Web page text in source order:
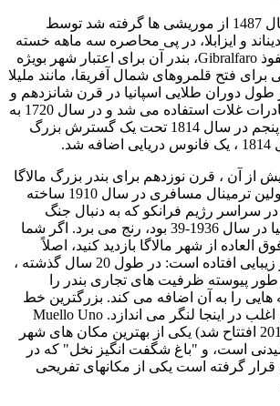
بعد از آن مالاگا در سال 1487 از موریشی ها گرفته شد توسط
و ایزابلا، در پی محاصره سه ماهه خسته
کننده قلعه غیرقابل نفوذ Gibralfaro، بندر آن برای اعتبار شهر بویژه
برای فتح قلمروهای شمال آفریقا، مانند ملیلا
طول دوران طلایی اسپانیا در قرن شانزدهم و
هفدهم از آن برای صادرات غلات استفاده می شد و در سال 1720 به
دستور پادشاه فیلیپ پنجم در سال 1814 تحت یک گسترش بزرگ
از آن ، قرن نوزدهم برای بندر بزرگ مالاگا
بی حادثه بود. گرچه اولین ترمینال مسافری در سال 1910 ساخته
سراسر رژیم فرانکو که به دنبال جنگ
داخلی وحشیانه اسپانیا در سال 1936-39 بود، رنج می برد. اگر شما
العاده از شهر مالاگا بازدید کنید، اصلاً
حدس نمی زنید که از زیبایی افتاده است: در طول 20 سال گذشته ،
پیوسته ظرفیت های تجاری بندر را
را به آن اضافه می کند. بزرگترین خط
کشتی کروز در جهان اغلب در اینجا لنگر می اندازد. Muello Uno
(اسکله 1 ، در سال 2011 افتتاح شد) یکی از بهترین مکان های شهر
است، و "باغ شگفت انگیز نخل" که در
قرار گرفته است یکی از مکانهای تفریحی